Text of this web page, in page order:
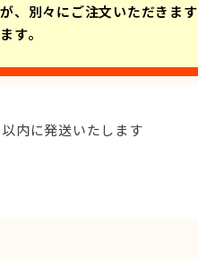
、別々にご注文いただきます
す。
内に発送いたします